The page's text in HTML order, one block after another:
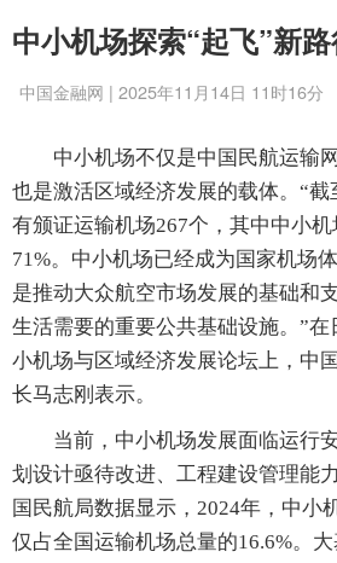
中小机场探索“起飞”新
中国金融网 | 2025年11月14日 11时16分
中小机场不仅是中国民航运输
也是激活区域经济发展的载体。“
有颁证运输机场267个，其中中小
71%。中小机场已经成为国家机场
是推动大众航空市场发展的基础和
生活需要的重要公共基础设施。”在
小机场与区域经济发展论坛上，中
长马志刚表示。
当前，中小机场发展面临运行
划设计亟待改进、工程建设管理能
国民航局数据显示，2024年，中小
仅占全国运输机场总量的16.6%。